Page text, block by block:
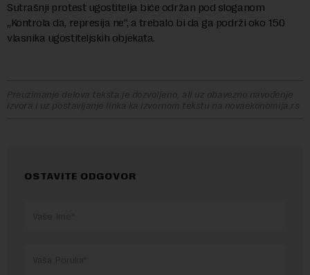
Sutrašnji protest ugostitelja biće održan pod sloganom
„Kontrola da, represija ne“, a trebalo bi da ga podrži oko 150
vlasnika ugostiteljskih objekata.
Preuzimanje delova teksta je dozvoljeno, ali uz obavezno navođenje
izvora i uz postavljanje linka ka izvornom tekstu na novaekonomija.rs
OSTAVITE ODGOVOR